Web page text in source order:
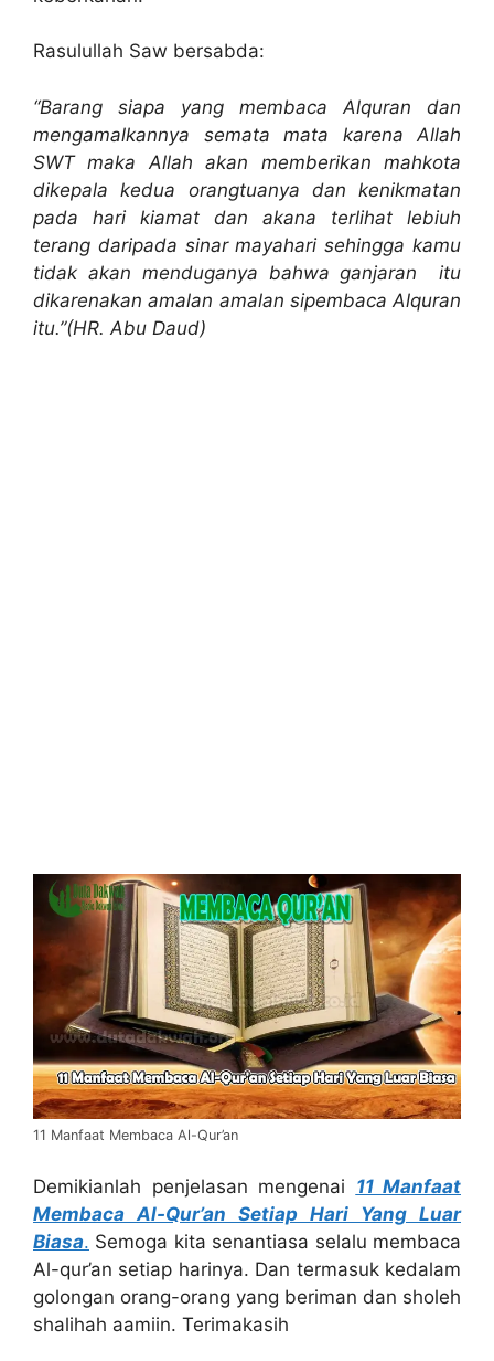
Rasulullah Saw bersabda:
“Barang siapa yang membaca Alquran dan
mengamalkannya semata mata karena Allah
SWT maka Allah akan memberikan mahkota
dikepala kedua orangtuanya dan kenikmatan
pada hari kiamat dan akana terlihat lebiuh
terang daripada sinar mayahari sehingga kamu
tidak akan menduganya bahwa ganjaran itu
dikarenakan amalan amalan sipembaca Alquran
itu.”(HR. Abu Daud)
11 Manfaat Membaca Al-Qur’an
Demikianlah penjelasan mengenai 11 Manfaat
Membaca Al-Qur’an Setiap Hari Yang Luar
Biasa. Semoga kita senantiasa selalu membaca
Al-qur’an setiap harinya. Dan termasuk kedalam
golongan orang-orang yang beriman dan sholeh
shalihah aamiin. Terimakasih